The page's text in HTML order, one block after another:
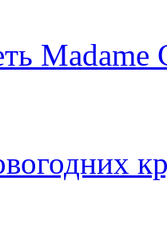
Madame